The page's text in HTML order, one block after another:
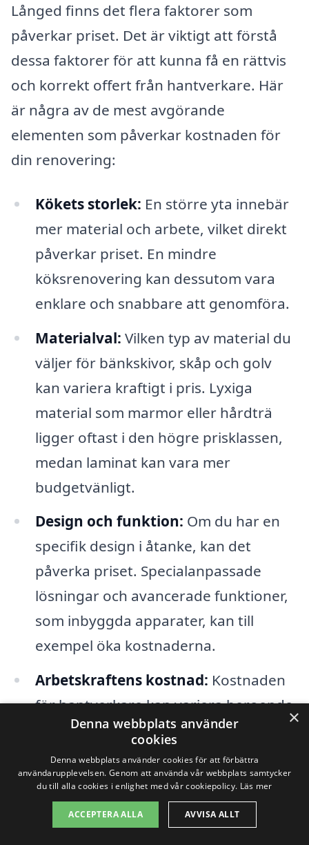
Långed finns det flera faktorer som
påverkar priset. Det är viktigt att förstå
dessa faktorer för att kunna få en rättvis
och korrekt offert från hantverkare. Här
är några av de mest avgörande
elementen som påverkar kostnaden för
din renovering:
Kökets storlek: En större yta innebär
mer material och arbete, vilket direkt
påverkar priset. En mindre
köksrenovering kan dessutom vara
enklare och snabbare att genomföra.
Materialval: Vilken typ av material du
väljer för bänkskivor, skåp och golv
kan variera kraftigt i pris. Lyxiga
material som marmor eller hårdträ
ligger oftast i den högre prisklassen,
medan laminat kan vara mer
budgetvänligt.
Design och funktion: Om du har en
specifik design i åtanke, kan det
påverka priset. Specialanpassade
lösningar och avancerade funktioner,
som inbyggda apparater, kan till
exempel öka kostnaderna.
Arbetskraftens kostnad: Kostnaden
för hantverkare kan variera beroende
på erfarenhet och tillgänglighet i
området. Att anlita en lokal expert kan
ibland spara pengar.
Tid och schemaläggning:Om du har
×
Denna webbplats använder
cookies
Denna webbplats använder cookies för att förbättra
användarupplevelsen. Genom att använda vår webbplats samtycker
du till alla cookies i enlighet med vår cookiepolicy. Läs mer
ACCEPTERA ALLA AVVISA ALLT